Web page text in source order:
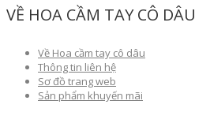
VỀ HOA CẦM TAY CÔ DÂU
Về Hoa cầm tay cô dâu
Thông tin liên hệ
Sơ đồ trang web
Sản phẩm khuyến mãi